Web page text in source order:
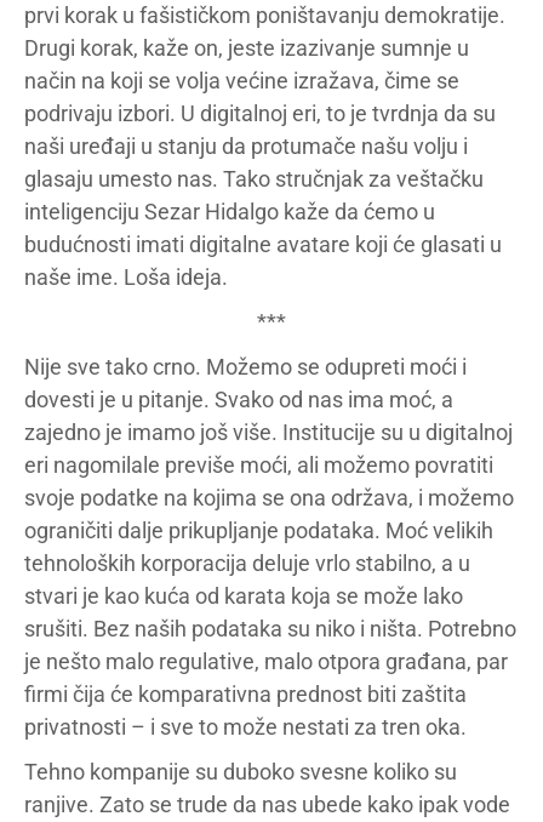
prvi korak u fašističkom poništavanju demokratije.
Drugi korak, kaže on, jeste izazivanje sumnje u
način na koji se volja većine izražava, čime se
podrivaju izbori. U digitalnoj eri, to je tvrdnja da su
naši uređaji u stanju da protumače našu volju i
glasaju umesto nas. Tako stručnjak za veštačku
inteligenciju Sezar Hidalgo kaže da ćemo u
budućnosti imati digitalne avatare koji će glasati u
naše ime. Loša ideja.
***
Nije sve tako crno. Možemo se odupreti moći i
dovesti je u pitanje. Svako od nas ima moć, a
zajedno je imamo još više. Institucije su u digitalnoj
eri nagomilale previše moći, ali možemo povratiti
svoje podatke na kojima se ona održava, i možemo
ograničiti dalje prikupljanje podataka. Moć velikih
tehnoloških korporacija deluje vrlo stabilno, a u
stvari je kao kuća od karata koja se može lako
srušiti. Bez naših podataka su niko i ništa. Potrebno
je nešto malo regulative, malo otpora građana, par
firmi čija će komparativna prednost biti zaštita
privatnosti – i sve to može nestati za tren oka.
Tehno kompanije su duboko svesne koliko su
ranjive. Zato se trude da nas ubede kako ipak vode